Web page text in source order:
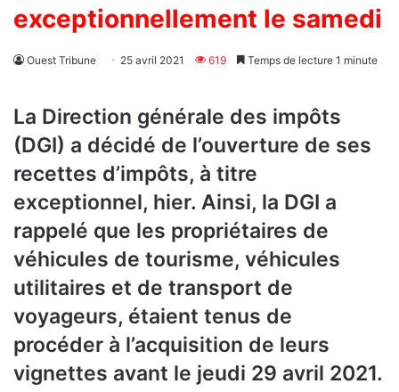
exceptionnellement le samedi
Ouest Tribune 25 avril 2021 619 Temps de lecture 1 minute
La Direction générale des impôts
(DGI) a décidé de l’ouverture de ses
recettes d’impôts, à titre
exceptionnel, hier. Ainsi, la DGI a
rappelé que les propriétaires de
véhicules de tourisme, véhicules
utilitaires et de transport de
voyageurs, étaient tenus de
procéder à l’acquisition de leurs
vignettes avant le jeudi 29 avril 2021.